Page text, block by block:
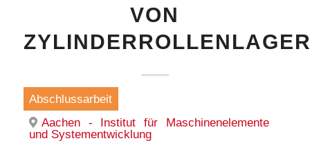
VON
Abschlussarbeit
Aachen - Institut für Maschinenelemente
und Systementwicklung